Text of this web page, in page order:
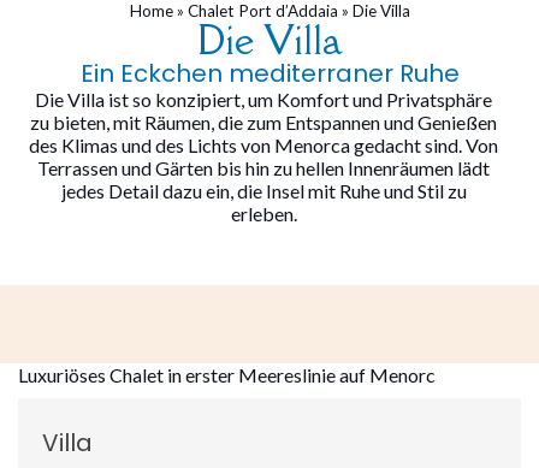
Home» Chalet Port d’Addaia » Die Villa
Die Villa
Ein Eckchen mediterraner Ruhe
Die Villa ist so konzipiert, um Komfort und Privatsphäre
zu bieten, mit Räumen, die zum Entspannen und Genießen
des Klimas und des Lichts von Menorca gedacht sind. Von
Terrassen und Gärten bis hin zu hellen Innenräumen lädt
jedes Detail dazu ein, die Insel mit Ruhe und Stil zu
erleben.
Luxuriöses Chalet in erster Meereslinie auf Menorc
Villa